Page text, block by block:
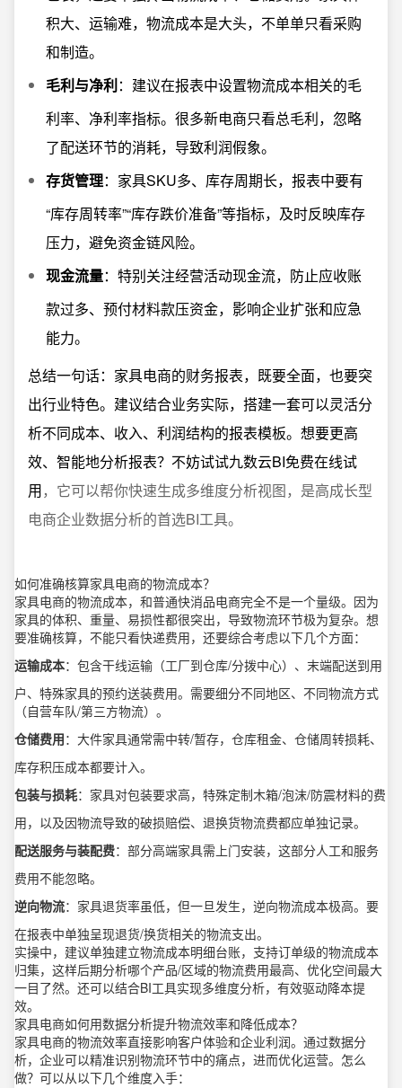
积大、运输难，物流成本是大头，不单单只看采购
和制造。
毛利与净利：建议在报表中设置物流成本相关的毛
利率、净利率指标。很多新电商只看总毛利，忽略
了配送环节的消耗，导致利润假象。
存货管理：家具SKU多、库存周期长，报表中要有
“库存周转率”“库存跌价准备”等指标，及时反映库存
压力，避免资金链风险。
现金流量：特别关注经营活动现金流，防止应收账
款过多、预付材料款压资金，影响企业扩张和应急
能力。
总结一句话：家具电商的财务报表，既要全面，也要突
出行业特色。建议结合业务实际，搭建一套可以灵活分
析不同成本、收入、利润结构的报表模板。想要更高
效、智能地分析报表？不妨试试九数云BI免费在线试
用，它可以帮你快速生成多维度分析视图，是高成长型
电商企业数据分析的首选BI工具。
如何准确核算家具电商的物流成本？
家具电商的物流成本，和普通快消品电商完全不是一个量级。因为
家具的体积、重量、易损性都很突出，导致物流环节极为复杂。想
要准确核算，不能只看快递费用，还要综合考虑以下几个方面：
运输成本：包含干线运输（工厂到仓库/分拨中心）、末端配送到用
户、特殊家具的预约送装费用。需要细分不同地区、不同物流方式
（自营车队/第三方物流）。
仓储费用：大件家具通常需中转/暂存，仓库租金、仓储周转损耗、
库存积压成本都要计入。
包装与损耗：家具对包装要求高，特殊定制木箱/泡沫/防震材料的费
用，以及因物流导致的破损赔偿、退换货物流费都应单独记录。
配送服务与装配费：部分高端家具需上门安装，这部分人工和服务
费用不能忽略。
逆向物流：家具退货率虽低，但一旦发生，逆向物流成本极高。要
在报表中单独呈现退货/换货相关的物流支出。
实操中，建议单独建立物流成本明细台账，支持订单级的物流成本
归集，这样后期分析哪个产品/区域的物流费用最高、优化空间最大
一目了然。还可以结合BI工具实现多维度分析，有效驱动降本提
效。
家具电商如何用数据分析提升物流效率和降低成本？
家具电商的物流效率直接影响客户体验和企业利润。通过数据分
析，企业可以精准识别物流环节中的痛点，进而优化运营。怎么
做？可以从以下几个维度入手：